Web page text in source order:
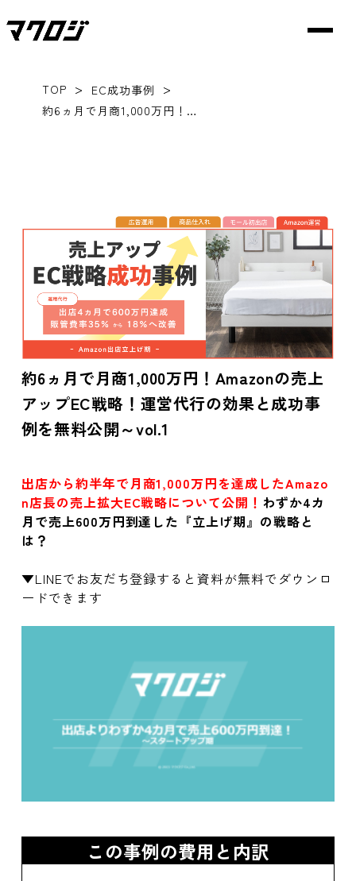
TOP > EC成功事例 >
約6ヵ月で月商1,000万円！Amazonの売上アップEC戦略！運営代行の効果と成功事例を無料公開～vol.1
約6ヵ月で月商1,000万円！Amazonの売上
アップEC戦略！運営代行の効果と成功事
例を無料公開～vol.1
出店から約半年で月商1,000万円を達成したAmazo
n店長の売上拡大EC戦略について公開！ わずか4カ
月で売上600万円到達した『立上げ期』の戦略と
は？
▼LINEでお友だち登録すると資料が無料でダウンロ
ードできます
この事例の費用と内訳